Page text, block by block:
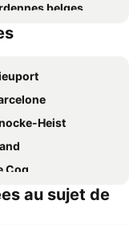
belges
Heist
Coq
au sujet de